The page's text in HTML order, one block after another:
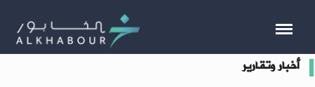
أخبار وتقارير